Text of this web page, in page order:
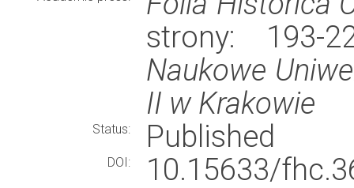
strony: 193-
Naukowe
II w Krakowie
Status: Published
DOI:
10.15633/